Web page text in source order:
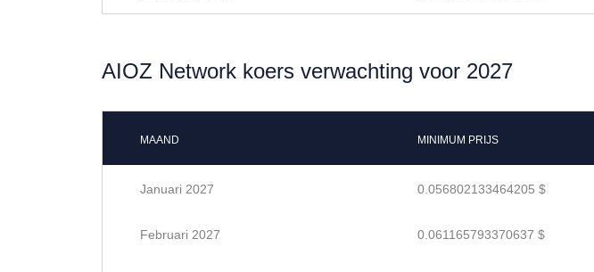
AIOZ Network koers verwachting voor 2027
MAAND MINIMUM PRIJS
Januari 2027 0.056802133464205 $
Februari 2027 0.061165793370637 $